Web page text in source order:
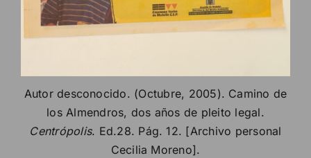
Autor desconocido. (Octubre, 2005). Camino de
los Almendros, dos años de pleito legal.
Centrópolis. Ed.28. Pág. 12. [Archivo personal
Cecilia Moreno].